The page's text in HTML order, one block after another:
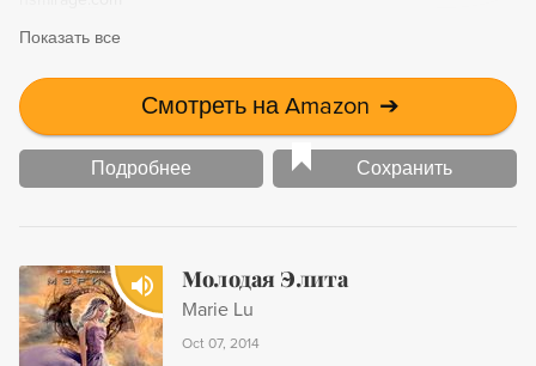
а на само королевство идет войной армия неприятеля.
Показать все
Смотреть на Amazon ➔
Подробнее Сохранить
Молодая Элита
Marie Lu
Oct 07, 2014